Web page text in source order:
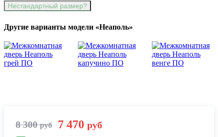
Нестандартный размер?
Другие варианты модели «Неаполь»
8 300руб 7 470 руб